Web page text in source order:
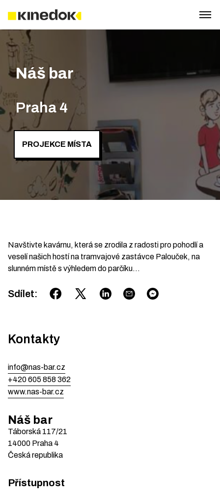
Náš bar
Praha 4
PROJEKCE MÍSTA
Navštivte kavárnu, která se zrodila z radosti pro pohodlí a
veselí našich hostí na tramvajové zastávce Palouček, na
slunném místě s výhledem do parčíku…
Sdílet:
Kontakty
info@nas-bar.cz
+420 605 858 362
www.nas-bar.cz
Náš bar
Táborská 117/21
14000 Praha 4
Česká republika
Přístupnost